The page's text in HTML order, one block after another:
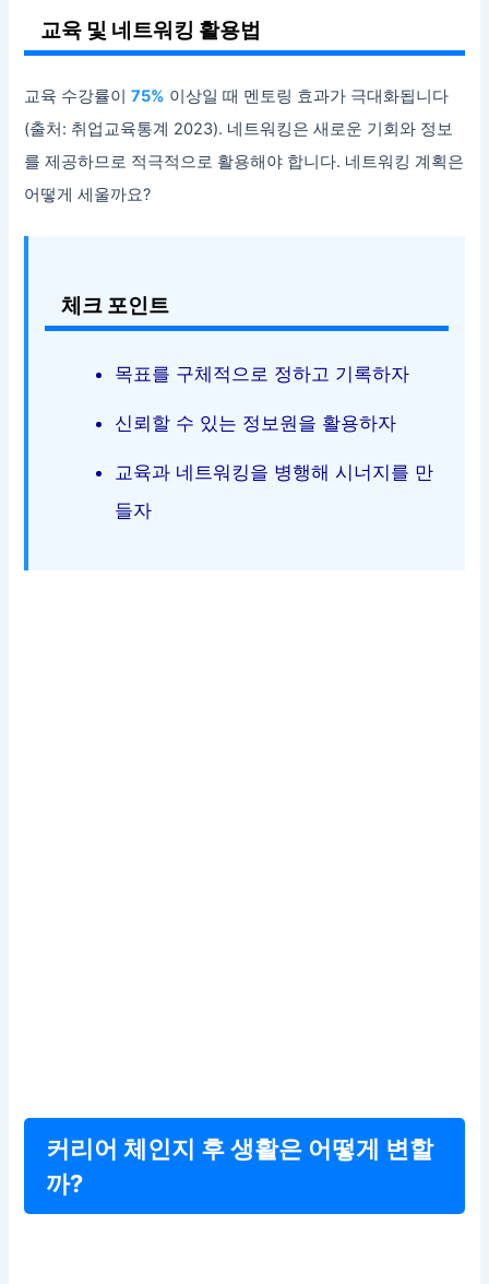
교육 및 네트워킹 활용법
교육 수강률이75% 이상일 때 멘토링 효과가 극대화됩니다
(출처: 취업교육통계 2023). 네트워킹은 새로운 기회와 정보
를 제공하므로 적극적으로 활용해야 합니다. 네트워킹 계획은
어떻게 세울까요?
체크 포인트
목표를 구체적으로 정하고 기록하자
신뢰할 수 있는 정보원을 활용하자
교육과 네트워킹을 병행해 시너지를 만
들자
커리어 체인지 후 생활은 어떻게 변할
까?